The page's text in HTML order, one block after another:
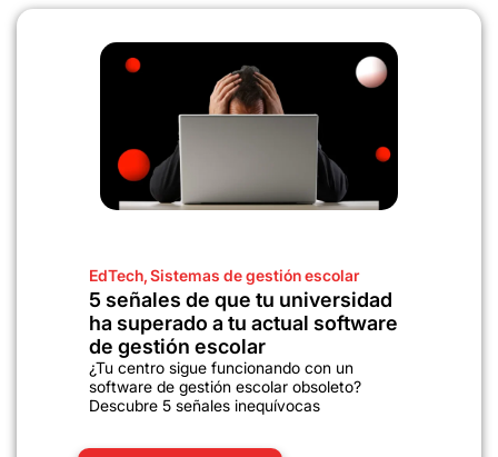
EdTech,Sistemas de gestión escolar
5 señales de que tu universidad
ha superado a tu actual software
de gestión escolar
¿Tu centro sigue funcionando con un
software de gestión escolar obsoleto?
Descubre 5 señales inequívocas